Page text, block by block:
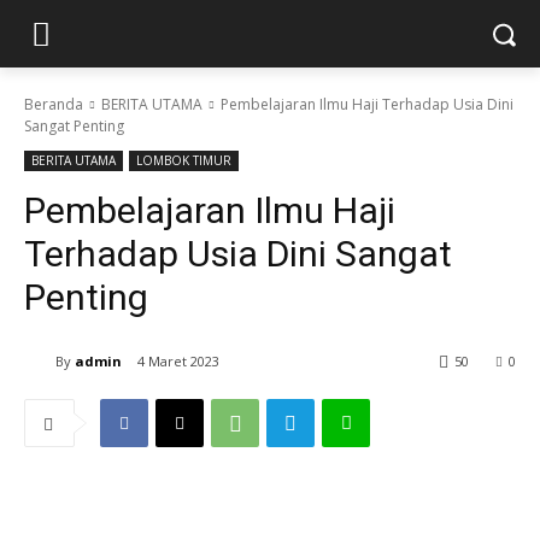
Beranda BERITA UTAMA
Pembelajaran Ilmu Haji Terhadap Usia Dini
Sangat Penting
BERITA UTAMA LOMBOK TIMUR
Pembelajaran Ilmu Haji
Terhadap Usia Dini Sangat
Penting
By admin 4 Maret 2023 0
50